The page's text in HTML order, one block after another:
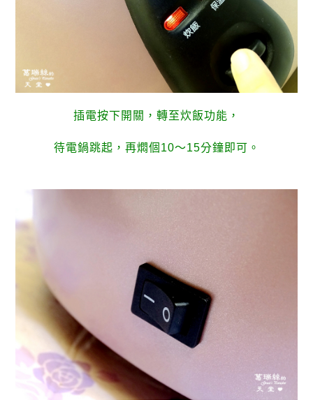
插電按下開關，轉至炊飯功能，
待電鍋跳起，再燜個10～15分鐘即可。